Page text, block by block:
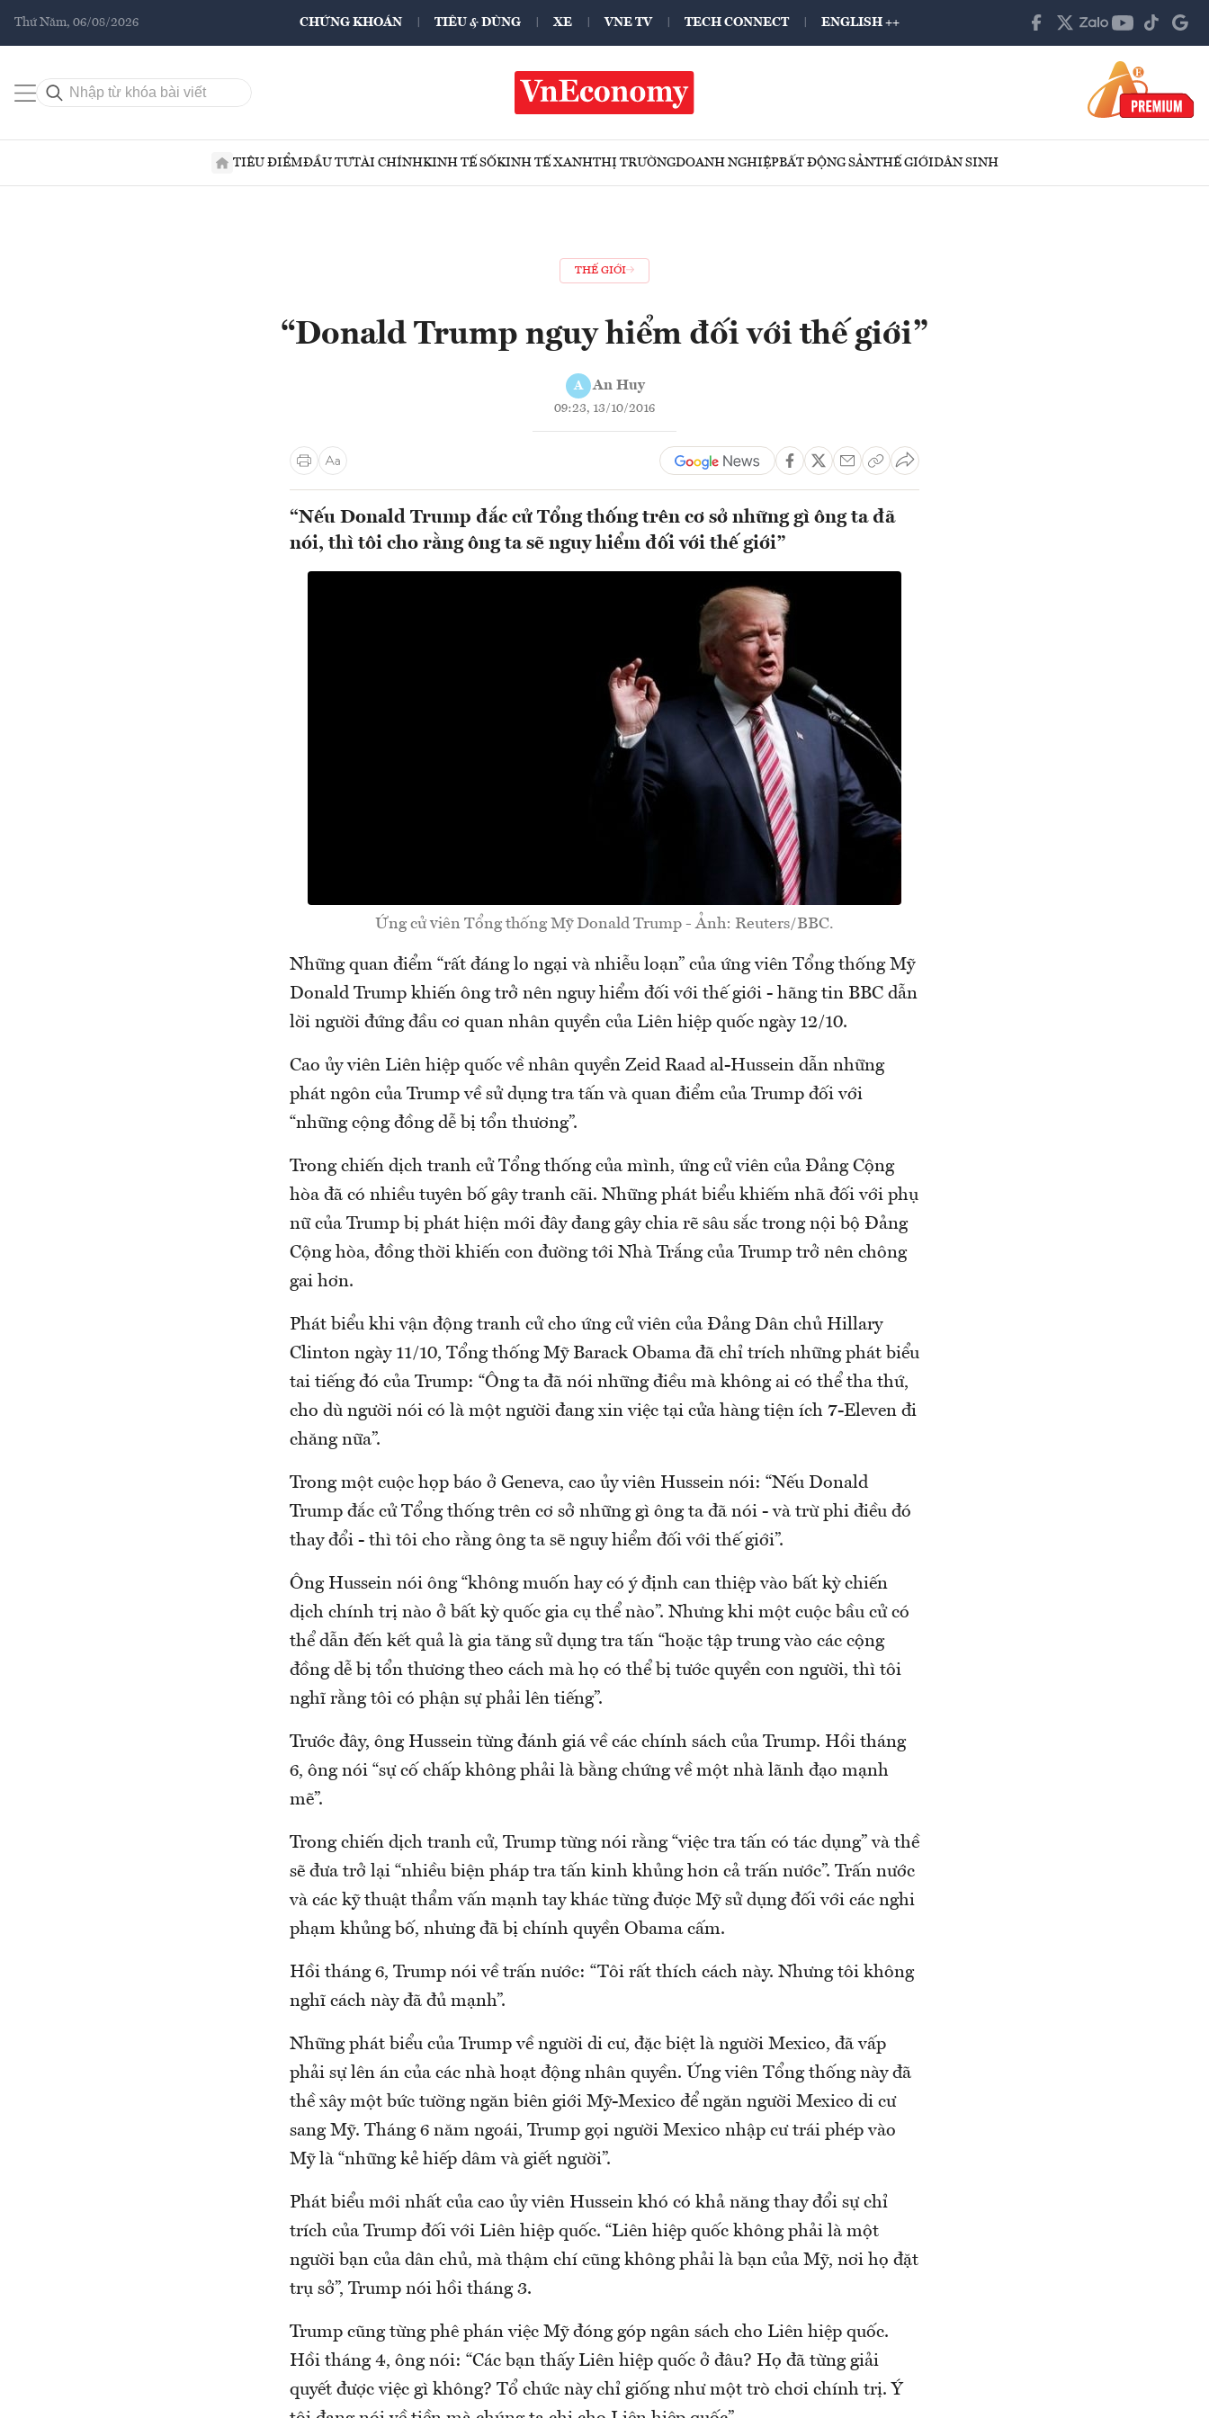
Thứ Năm, 06/08/2026 CHỨNG KHOÁN TIÊU & DÙNG XE VNE TV TECH CONNECT ENGLISH ++
TIÊU ĐIỂMĐẦU TƯTÀI CHÍNHKINH TẾ SỐKINH TẾ XANHTHỊ TRƯỜNGDOANH NGHIỆPBẤT ĐỘNG SẢNTHẾ GIỚIDÂN SINH
THẾ GIỚI
“Donald Trump nguy hiểm đối với thế giới”
A An Huy
09:23, 13/10/2016
“Nếu Donald Trump đắc cử Tổng thống trên cơ sở những gì ông ta đã
nói, thì tôi cho rằng ông ta sẽ nguy hiểm đối với thế giới”
Ứng cử viên Tổng thống Mỹ Donald Trump - Ảnh: Reuters/BBC.
Những quan điểm “rất đáng lo ngại và nhiễu loạn” của ứng viên Tổng thống Mỹ
Donald Trump khiến ông trở nên nguy hiểm đối với thế giới - hãng tin BBC dẫn
lời người đứng đầu cơ quan nhân quyền của Liên hiệp quốc ngày 12/10.
Cao ủy viên Liên hiệp quốc về nhân quyền Zeid Raad al-Hussein dẫn những
phát ngôn của Trump về sử dụng tra tấn và quan điểm của Trump đối với
“những cộng đồng dễ bị tổn thương”.
Trong chiến dịch tranh cử Tổng thống của mình, ứng cử viên của Đảng Cộng
hòa đã có nhiều tuyên bố gây tranh cãi. Những phát biểu khiếm nhã đối với phụ
nữ của Trump bị phát hiện mới đây đang gây chia rẽ sâu sắc trong nội bộ Đảng
Cộng hòa, đồng thời khiến con đường tới Nhà Trắng của Trump trở nên chông
gai hơn.
Phát biểu khi vận động tranh cử cho ứng cử viên của Đảng Dân chủ Hillary
Clinton ngày 11/10, Tổng thống Mỹ Barack Obama đã chỉ trích những phát biểu
tai tiếng đó của Trump: “Ông ta đã nói những điều mà không ai có thể tha thứ,
cho dù người nói có là một người đang xin việc tại cửa hàng tiện ích 7-Eleven đi
chăng nữa”.
Trong một cuộc họp báo ở Geneva, cao ủy viên Hussein nói: “Nếu Donald
Trump đắc cử Tổng thống trên cơ sở những gì ông ta đã nói - và trừ phi điều đó
thay đổi - thì tôi cho rằng ông ta sẽ nguy hiểm đối với thế giới”.
Ông Hussein nói ông “không muốn hay có ý định can thiệp vào bất kỳ chiến
dịch chính trị nào ở bất kỳ quốc gia cụ thể nào”. Nhưng khi một cuộc bầu cử có
thể dẫn đến kết quả là gia tăng sử dụng tra tấn “hoặc tập trung vào các cộng
đồng dễ bị tổn thương theo cách mà họ có thể bị tước quyền con người, thì tôi
nghĩ rằng tôi có phận sự phải lên tiếng”.
Trước đây, ông Hussein từng đánh giá về các chính sách của Trump. Hồi tháng
6, ông nói “sự cố chấp không phải là bằng chứng về một nhà lãnh đạo mạnh
mẽ”.
Trong chiến dịch tranh cử, Trump từng nói rằng “việc tra tấn có tác dụng” và thề
sẽ đưa trở lại “nhiều biện pháp tra tấn kinh khủng hơn cả trấn nước”. Trấn nước
và các kỹ thuật thẩm vấn mạnh tay khác từng được Mỹ sử dụng đối với các nghi
phạm khủng bố, nhưng đã bị chính quyền Obama cấm.
Hồi tháng 6, Trump nói về trấn nước: “Tôi rất thích cách này. Nhưng tôi không
nghĩ cách này đã đủ mạnh”.
Những phát biểu của Trump về người di cư, đặc biệt là người Mexico, đã vấp
phải sự lên án của các nhà hoạt động nhân quyền. Ứng viên Tổng thống này đã
thề xây một bức tường ngăn biên giới Mỹ-Mexico để ngăn người Mexico di cư
sang Mỹ. Tháng 6 năm ngoái, Trump gọi người Mexico nhập cư trái phép vào
Mỹ là “những kẻ hiếp dâm và giết người”.
Phát biểu mới nhất của cao ủy viên Hussein khó có khả năng thay đổi sự chỉ
trích của Trump đối với Liên hiệp quốc. “Liên hiệp quốc không phải là một
người bạn của dân chủ, mà thậm chí cũng không phải là bạn của Mỹ, nơi họ đặt
trụ sở”, Trump nói hồi tháng 3.
Trump cũng từng phê phán việc Mỹ đóng góp ngân sách cho Liên hiệp quốc.
Hồi tháng 4, ông nói: “Các bạn thấy Liên hiệp quốc ở đâu? Họ đã từng giải
quyết được việc gì không? Tổ chức này chỉ giống như một trò chơi chính trị. Ý